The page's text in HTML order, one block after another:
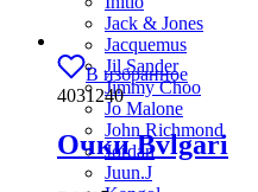
Jack & Jones
Jacquemus
Jil Sander
Jimmy Choo
Jo Malone
John Richmond
Jordan
Juun.J
В избранное
4031240
Очки Bvlgari